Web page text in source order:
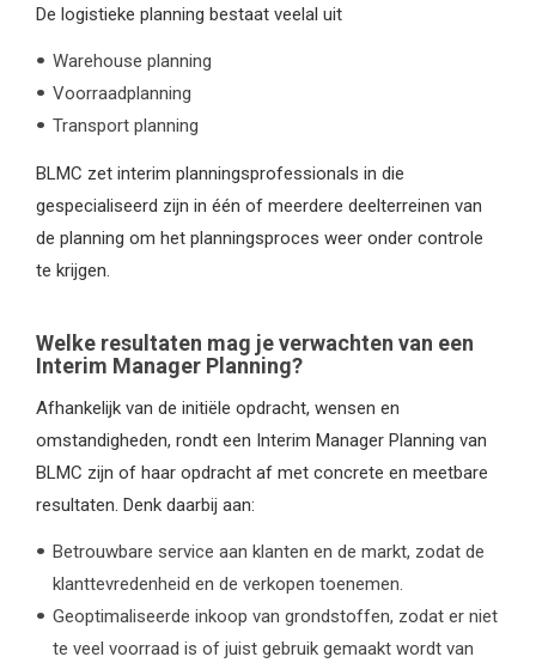
De logistieke planning bestaat veelal uit
Warehouse planning
Voorraadplanning
Transport planning
BLMC zet interim planningsprofessionals in die
gespecialiseerd zijn in één of meerdere deelterreinen van
de planning om het planningsproces weer onder controle
te krijgen.
Welke resultaten mag je verwachten van een
Interim Manager Planning?
Afhankelijk van de initiële opdracht, wensen en
omstandigheden, rondt een Interim Manager Planning van
BLMC zijn of haar opdracht af met concrete en meetbare
resultaten. Denk daarbij aan:
Betrouwbare service aan klanten en de markt, zodat de
klanttevredenheid en de verkopen toenemen.
Geoptimaliseerde inkoop van grondstoffen, zodat er niet
te veel voorraad is of juist gebruik gemaakt wordt van